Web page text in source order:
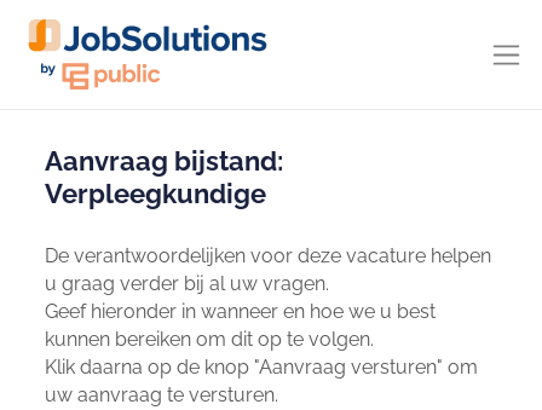
Aanvraag bijstand:
Verpleegkundige
De verantwoordelijken voor deze vacature helpen
u graag verder bij al uw vragen.
Geef hieronder in wanneer en hoe we u best
kunnen bereiken om dit op te volgen.
Klik daarna op de knop "Aanvraag versturen" om
uw aanvraag te versturen.